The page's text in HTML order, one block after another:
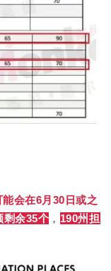
会在6月30日或之
剩余35个 ， 190州担